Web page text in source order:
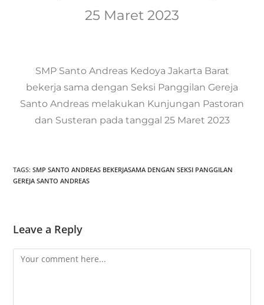
25 Maret 2023
SMP Santo Andreas Kedoya Jakarta Barat
bekerja sama dengan Seksi Panggilan Gereja
Santo Andreas melakukan Kunjungan Pastoran
dan Susteran pada tanggal 25 Maret 2023
TAGS:SMP SANTO ANDREAS BEKERJASAMA DENGAN SEKSI PANGGILAN
GEREJA SANTO ANDREAS
Leave a Reply